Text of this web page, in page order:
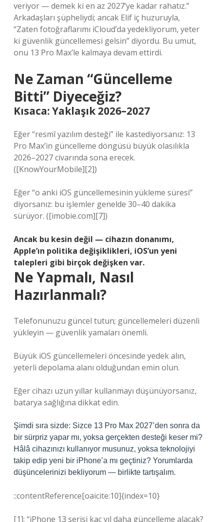
veriyor — demek ki en az 2027’ye kadar rahatız.”
Arkadaşları şüpheliydi; ancak Elif iç huzuruyla,
“Zaten fotoğraflarımı iCloud’da yedekliyorum, yeter
ki güvenlik güncellemesi gelsin” diyordu. Bu umut,
onu 13 Pro Max’le kalmaya devam ettirdi.
Ne Zaman “Güncelleme
Bitti” Diyeceğiz?
Kısaca: Yaklaşık 2026–2027
Eğer “resmî yazılım desteği” ile kastediyorsanız: 13
Pro Max’in güncelleme döngüsü büyük olasılıkla
2026–2027 civarında sona erecek.
([KnowYourMobile][2])
Eğer “o anki iOS güncellemesinin yükleme süresi”
diyorsanız: bu işlemler genelde 30–40 dakika
sürüyor. ([imobie.com][7])
Ancak bu kesin değil — cihazın donanımı,
Apple’ın politika değişiklikleri, iOS’un yeni
talepleri gibi birçok değişken var.
Ne Yapmalı, Nasıl
Hazırlanmalı?
Telefonunuzu güncel tutun; güncellemeleri düzenli
yükleyin — güvenlik yamaları önemli.
Büyük iOS güncellemeleri öncesinde yedek alın,
yeterli depolama alanı olduğundan emin olun.
Eğer cihazı uzun yıllar kullanmayı düşünüyorsanız,
batarya sağlığına dikkat edin.
Şimdi sıra sizde: Sizce 13 Pro Max 2027’den sonra da
bir sürpriz yapar mı, yoksa gerçekten desteği keser mi?
Hâlâ cihazınızı kullanıyor musunuz, yoksa teknolojiyi
takip edip yeni bir iPhone’a mı geçtiniz? Yorumlarda
düşüncelerinizi bekliyorum — birlikte tartışalım.
::contentReference[oaicite:10]{index=10}
[1]: “iPhone 13 serisi kaç yıl daha güncelleme alacak?